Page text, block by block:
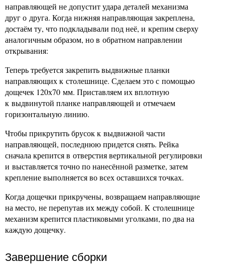
направляющей не допустит удара деталей механизма
друг о друга. Когда нижняя направляющая закреплена,
достаём ту, что подкладывали под неё, и крепим сверху
аналогичным образом, но в обратном направлении
открывания:
Теперь требуется закрепить выдвижные планки
направляющих к столешнице. Сделаем это с помощью
дощечек 120х70 мм. Приставляем их вплотную
к выдвинутой планке направляющей и отмечаем
горизонтальную линию.
Чтобы прикрутить брусок к выдвижной части
направляющей, последнюю придется снять. Рейка
сначала крепится в отверстия вертикальной регулировки
и выставляется точно по нанесённой разметке, затем
крепление выполняется во всех оставшихся точках.
Когда дощечки прикручены, возвращаем направляющие
на место, не перепутав их между собой. К столешнице
механизм крепится пластиковыми уголками, по два на
каждую дощечку.
Завершение сборки